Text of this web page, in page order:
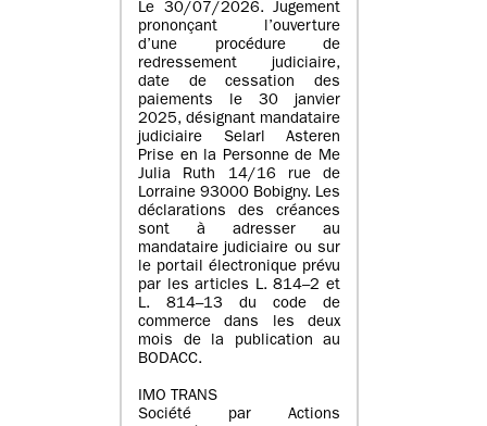
Le 30/07/2026. Jugement
prononçant l’ouverture
d’une procédure de
redressement judiciaire,
date de cessation des
paiements le 30 janvier
2025, désignant mandataire
judiciaire Selarl Asteren
Prise en la Personne de Me
Julia Ruth 14/16 rue de
Lorraine 93000 Bobigny. Les
déclarations des créances
sont à adresser au
mandataire judiciaire ou sur
le portail électronique prévu
par les articles L. 814–2 et
L. 814–13 du code de
commerce dans les deux
mois de la publication au
BODACC.
IMO TRANS
Société par Actions